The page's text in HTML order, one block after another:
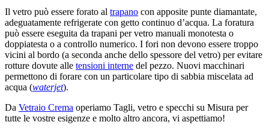
Il vetro può essere forato al trapano con apposite punte diamantate,
adeguatamente refrigerate con getto continuo d’acqua. La foratura
può essere eseguita da trapani per vetro manuali monotesta o
doppiatesta o a controllo numerico. I fori non devono essere troppo
vicini al bordo (a seconda anche dello spessore del vetro) per evitare
rotture dovute alle tensioni interne del pezzo. Nuovi macchinari
permettono di forare con un particolare tipo di sabbia miscelata ad
acqua (waterjet).
Da Vetraio Crema operiamo Tagli, vetro e specchi su Misura per
tutte le vostre esigenze e molto altro ancora, vi aspettiamo!